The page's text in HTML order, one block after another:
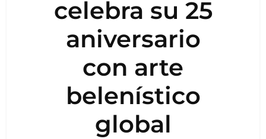
celebra su 25
aniversario
con arte
belenístico
global